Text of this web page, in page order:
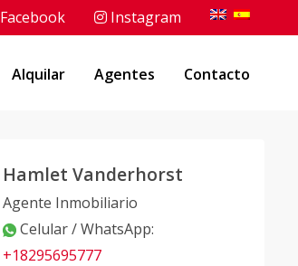
Facebook Instagram
Alquilar Agentes Contacto
Hamlet Vanderhorst
Agente Inmobiliario
Celular / WhatsApp:
+18295695777